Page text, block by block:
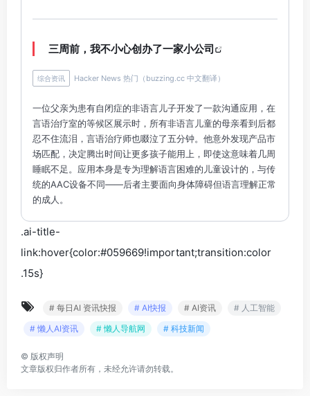
三周前，我不小心创办了一家小公司
综合资讯 Hacker News 热门（buzzing.cc 中文翻译）
一位父亲为患有自闭症的非语言儿子开发了一款沟通应用，在
言语治疗室的等候区展示时，所有非语言儿童的母亲看到后都
忍不住流泪，言语治疗师也啜泣了五分钟。他意外发现产品市
场匹配，决定腾出时间让更多孩子能用上，即使这意味着几周
睡眠不足。应用本身是专为理解语言困难的儿童设计的，与传
统的AAC设备不同——后者主要面向身体障碍但语言理解正常
的成人。
.ai-title-
link:hover{color:#059669!important;transition:color
.15s}
# 每日AI 资讯快报 # AI快报 # AI资讯
# 人工智能
# 懒人AI资讯
# 懒人导航网 # 科技新闻
© 版权声明
文章版权归作者所有，未经允许请勿转载。